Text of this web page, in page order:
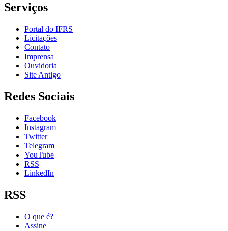
Serviços
Portal do IFRS
Licitações
Contato
Imprensa
Ouvidoria
Site Antigo
Redes Sociais
Facebook
Instagram
Twitter
Telegram
YouTube
RSS
LinkedIn
RSS
O que é?
Assine